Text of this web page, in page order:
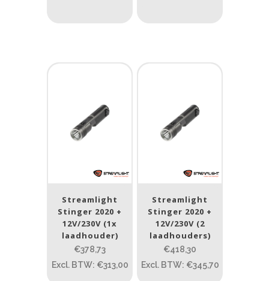
Laser
Type batterij
Streamlight
Stinger 2020 +
12V/230V (1x
laadhouder)
€378,73
Excl. BTW: €313,00
Streamlight
Stinger 2020 +
12V/230V (2
laadhouders)
€418,30
Excl. BTW: €345,70